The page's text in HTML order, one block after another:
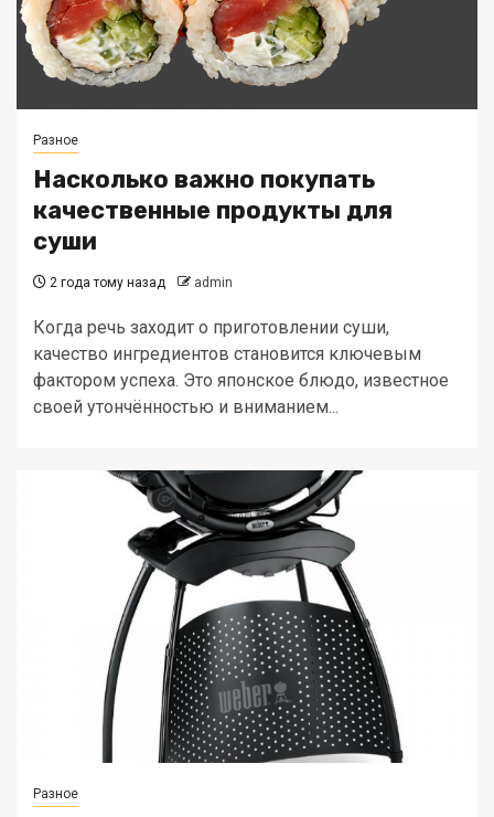
Разное
Насколько важно покупать
качественные продукты для
суши
2 года тому назад admin
Когда речь заходит о приготовлении суши,
качество ингредиентов становится ключевым
фактором успеха. Это японское блюдо, известное
своей утончённостью и вниманием...
Разное